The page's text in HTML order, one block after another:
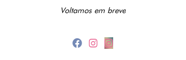
Voltamos em breve